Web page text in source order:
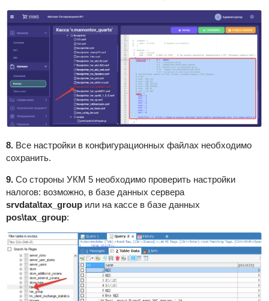
8. Все настройки в конфигурационных файлах необходимо
сохранить.
9.Со стороны УКМ 5 необходимо проверить настройки
налогов: возможно, в базе данных сервера
srvdata\tax_groupили на кассе в базе данных
pos\tax_group: